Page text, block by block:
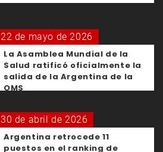
22 de mayo de 2026
La Asamblea Mundial de la
Salud ratificó oficialmente la
salida de la Argentina de la
OMS
30 de abril de 2026
Argentina retrocede 11
puestos en el ranking de